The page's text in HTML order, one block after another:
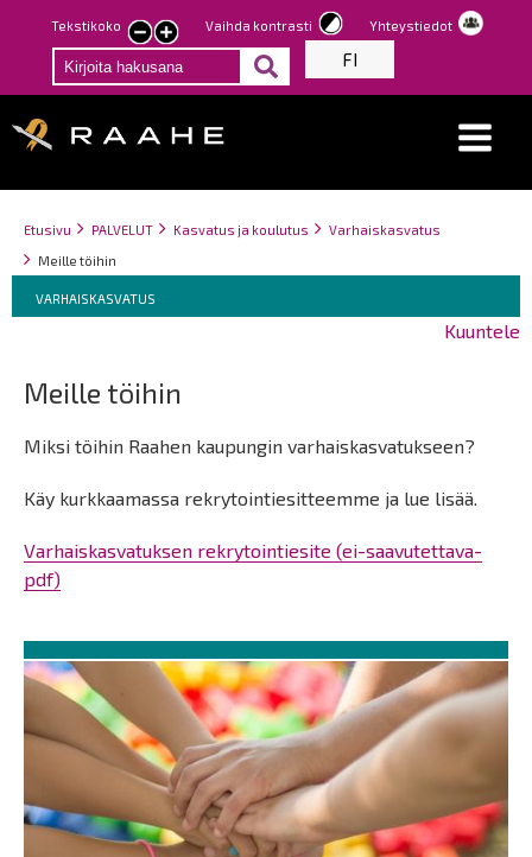
Hyppää
pääsisältöön
Tekstikoko
Pienennä
tekstin
kokoa
Suurenna
tekstin
kokoa
Vaihda kontrasti Yhteystiedot
FI
Breadcrumbs
You
are
Etusivu PALVELUT Kasvatus ja koulutus
Varhaiskasvatus
Meille töihin
Breadcrumbs
You
are
VARHAISKASVATUS
Kuuntele
Meille töihin
Miksi töihin Raahen kaupungin varhaiskasvatukseen?
Käy kurkkaamassa rekrytointiesitteemme ja lue lisää.
Varhaiskasvatuksen rekrytointiesite (ei-saavutettava-
pdf)